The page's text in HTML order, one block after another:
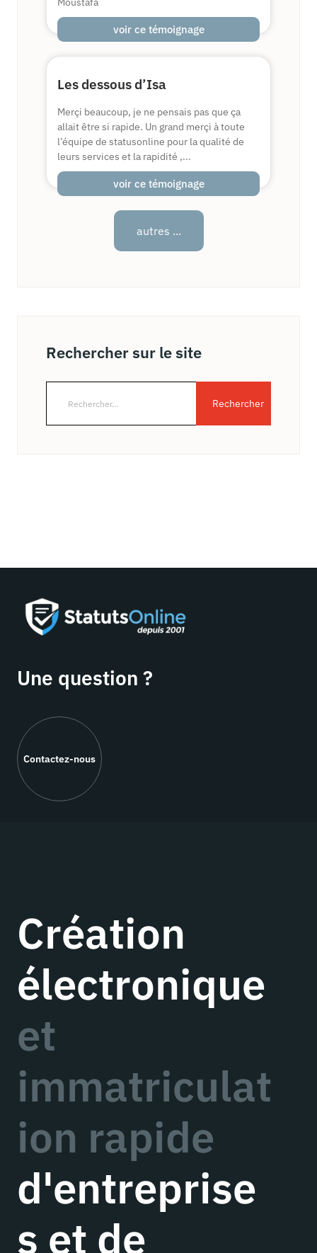
voir ce témoignage
Les dessous d’Isa
Merçi beaucoup, je ne pensais pas que ça
allait être si rapide. Un grand merçi à toute
l’équipe de statusonline pour la qualité de
leurs services et la rapidité ,...
voir ce témoignage
autres ...
Rechercher sur le site
Une question ?
Contactez-nous
Création
électronique
et
immatriculat
ion rapide
d'entreprise
s et de